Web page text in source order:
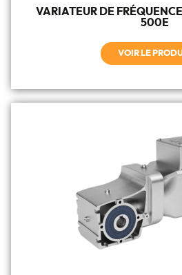
VARIATEUR DE
500E
VOIR LE